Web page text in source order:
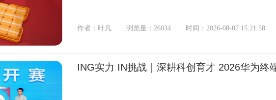
作者：叶凡 浏览量：26034 时间：2026-08-07 15:21:58
ING实力 IN挑战｜深耕科创育才 2026华为终